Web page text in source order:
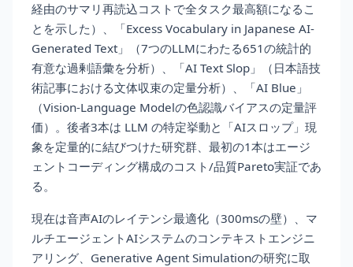
経由のサマリ再読込コストで全タスク最高額になるこ
とを示した）、「Excess Vocabulary in Japanese AI-
Generated Text」（7つのLLMにわたる651の統計的
有意な過剰語彙を分析）、「AI Text Slop」（日本語技
術記事における文体収束の定量分析）、「AI Blue」
（Vision-Language Modelの色認識バイアスの定量評
価）。後者3本は LLM の特定挙動と「AIスロップ」現
象を定量的に結びつけた研究群、最初の1本はエージ
ェントコーディング構成のコスト/品質Pareto実証であ
る。
現在は音声AIのレイテンシ最適化（300msの壁）、マ
ルチエージェントAIシステムのコンテキストエンジニ
アリング、Generative Agent Simulationの研究に取